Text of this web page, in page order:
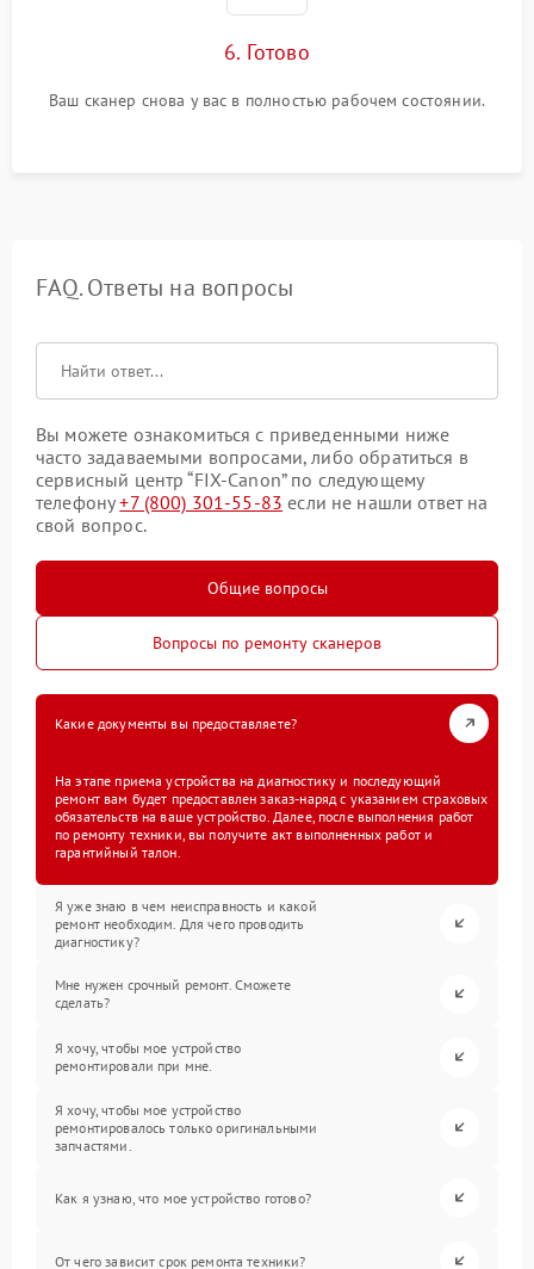
6. Готово
Ваш сканер снова у вас в полностью рабочем состоянии.
FAQ. Ответы на вопросы
Вы можете ознакомиться с приведенными ниже
часто задаваемыми вопросами, либо обратиться в
сервисный центр “FIX-Canon” по следующему
телефону+7 (800) 301-55-83 если не нашли ответ на
свой вопрос.
Общие вопросы
Вопросы по ремонту сканеров
Какие документы вы предоставляете?
На этапе приема устройства на диагностику и последующий
ремонт вам будет предоставлен заказ-наряд с указанием страховых
обязательств на ваше устройство. Далее, после выполнения работ
по ремонту техники, вы получите акт выполненных работ и
гарантийный талон.
Я уже знаю в чем неисправность и какой
ремонт необходим. Для чего проводить
диагностику?
Мне нужен срочный ремонт. Сможете
сделать?
Я хочу, чтобы мое устройство
ремонтировали при мне.
Я хочу, чтобы мое устройство
ремонтировалось только оригинальными
запчастями.
Как я узнаю, что мое устройство готово?
От чего зависит срок ремонта техники?